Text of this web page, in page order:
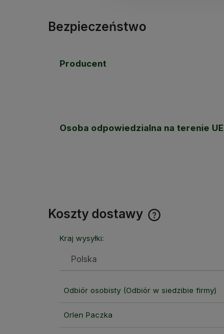
Bezpieczeństwo
Producent
Osoba odpowiedzialna na terenie UE
Koszty dostawy
Kraj wysyłki:
Odbiór osobisty(Odbiór w siedzibie firmy)
Orlen Paczka